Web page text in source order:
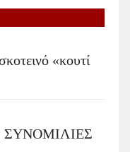
«κουτί
ΣΥΝΟΜΙΛΙΕΣ